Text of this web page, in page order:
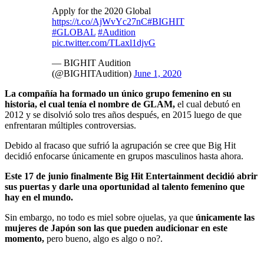
Apply for the 2020 Global
https://t.co/AjWvYc27nC#BIGHIT
#GLOBAL #Audition
pic.twitter.com/TLaxl1djvG
— BIGHIT Audition
(@BIGHITAudition) June 1, 2020
La compañía ha formado un único grupo femenino en su
historia, el cual tenía el nombre de GLAM, el cual debutó en
2012 y se disolvió solo tres años después, en 2015 luego de que
enfrentaran múltiples controversias.
Debido al fracaso que sufrió la agrupación se cree que Big Hit
decidió enfocarse únicamente en grupos masculinos hasta ahora.
Este 17 de junio finalmente Big Hit Entertainment decidió abrir
sus puertas y darle una oportunidad al talento femenino que
hay en el mundo.
Sin embargo, no todo es miel sobre ojuelas, ya que únicamente las
mujeres de Japón son las que pueden audicionar en este
momento, pero bueno, algo es algo o no?.